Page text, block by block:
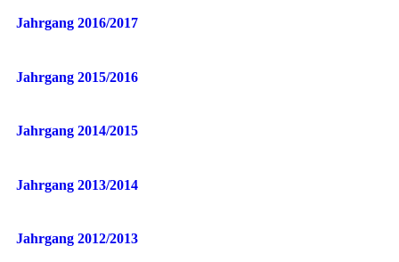
Jahrgang 2016/2017
Jahrgang 2015/2016
Jahrgang 2014/2015
Jahrgang 2013/2014
Jahrgang 2012/2013